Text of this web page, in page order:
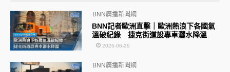
BNN記者歐洲直擊｜歐洲熱浪下各國氣
溫破紀錄 捷克街道設專車灑水降溫
BNN廣播新聞網
2026-06-29
BNN廣播新聞網